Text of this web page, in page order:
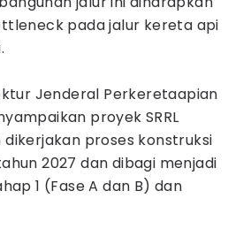
pada jalur kereta api
Jenderal Perkeretaapian
proyek SRRL
proses konstruksi
2027 dan dibagi menjadi
1 (Fase A dan B) dan